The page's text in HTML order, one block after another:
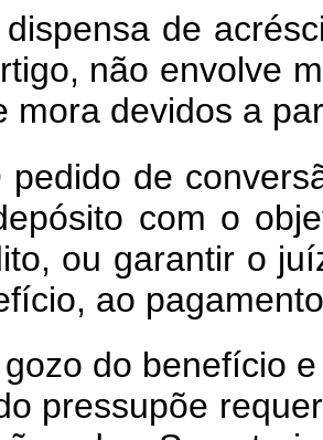
de
não envolve
mora devidos a
de
com o
ou garantir o
ao
do benefício e
pressupõe